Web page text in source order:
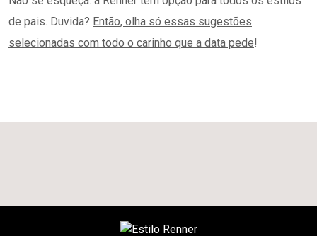
de pais. Duvida? Então, olha só essas sugestões
selecionadas com todo o carinho que a data pede!